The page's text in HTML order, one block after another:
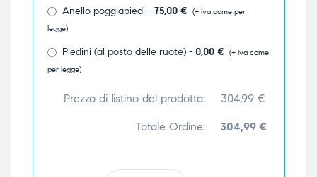
Anello poggiapiedi - 75,00 € (+ iva come per
legge)
Piedini (al posto delle ruote) - 0,00 € (+ iva come
per legge)
Prezzo di listino del prodotto: 304,99 €
Totale Ordine: 304,99 €